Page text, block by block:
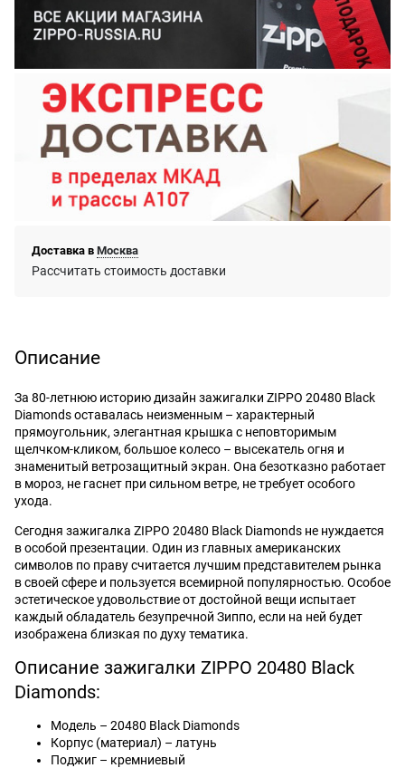
Доставка в Москва
Рассчитать стоимость доставки
Описание
За 80-летнюю историю дизайн зажигалки ZIPPO 20480 Black
Diamonds оставалась неизменным – характерный
прямоугольник, элегантная крышка с неповторимым
щелчком-кликом, большое колесо – высекатель огня и
знаменитый ветрозащитный экран. Она безотказно работает
в мороз, не гаснет при сильном ветре, не требует особого
ухода.
Сегодня зажигалка ZIPPO 20480 Black Diamonds не нуждается
в особой презентации. Один из главных американских
символов по праву считается лучшим представителем рынка
в своей сфере и пользуется всемирной популярностью. Особое
эстетическое удовольствие от достойной вещи испытает
каждый обладатель безупречной Зиппо, если на ней будет
изображена близкая по духу тематика.
Описание зажигалки ZIPPO 20480 Black
Diamonds:
Модель – 20480 Black Diamonds
Корпус (материал) – латунь
Поджиг – кремниевый